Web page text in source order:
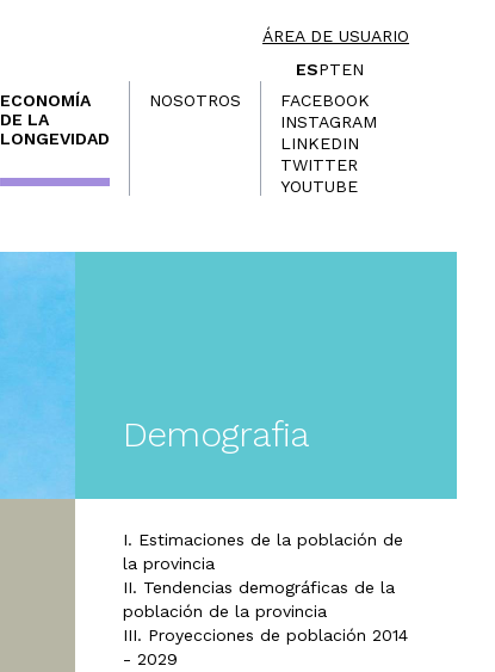
ÁREA DE USUARIO
ESPTEN
ECONOMÍA
DE LA
LONGEVIDAD
NOSOTROS
FACEBOOK
INSTAGRAM
LINKEDIN
TWITTER
YOUTUBE
Demografia
I. Estimaciones de la población de
la provincia
II. Tendencias demográficas de la
población de la provincia
III. Proyecciones de población 2014
- 2029